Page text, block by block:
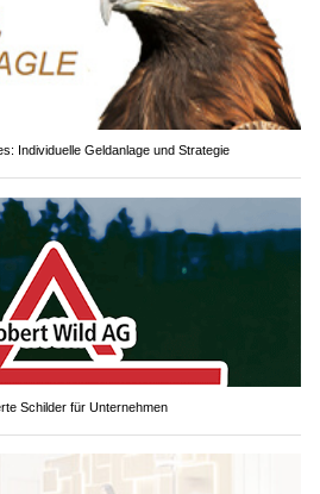
Individuelle Geldanlage und Strategie
Schilder für Unternehmen